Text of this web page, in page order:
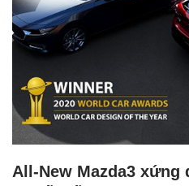
All-New Mazda3 xứng